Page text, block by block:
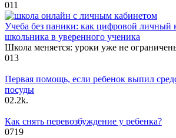
011
Учеба без паники: как цифровой личный
школьника в уверенного ученика
Школа меняется: уроки уже не
013
Первая помощь, если ребенок выпил
посуды
02.2k.
Как снять перевозбуждение у ребенка?
0719